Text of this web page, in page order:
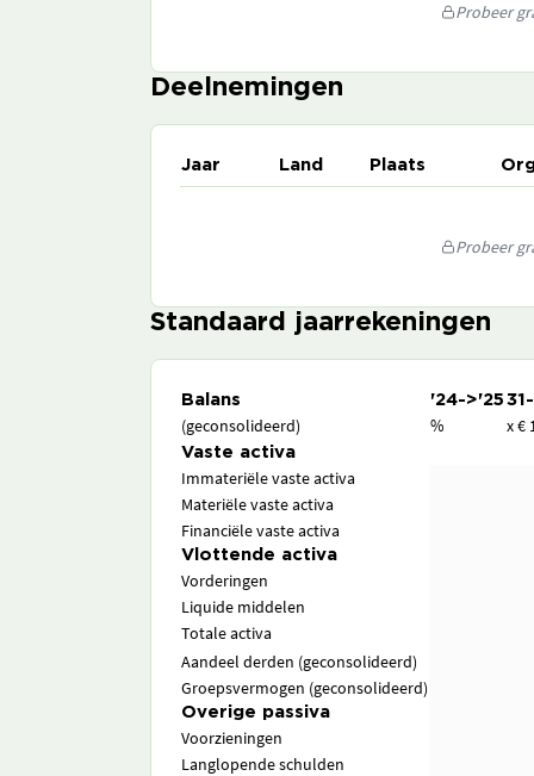
Probeer
Deelnemingen
Jaar Land Plaats
Probeer
Standaard jaarrekeningen
Balans '24->'25
(geconsolideerd) % x €
Vaste activa
Immateriële vaste activa
Materiële vaste activa
Financiële vaste activa
Vlottende activa
Vorderingen
Liquide middelen
Totale activa
Aandeel derden (geconsolideerd)
Groepsvermogen (geconsolideerd)
Overige passiva
Voorzieningen
Langlopende schulden